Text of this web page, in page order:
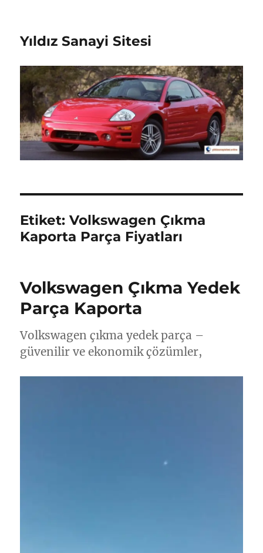
Yıldız Sanayi Sitesi
Etiket:Volkswagen Çıkma
Kaporta Parça Fiyatları
Volkswagen Çıkma Yedek
Parça Kaporta
Volkswagen çıkma yedek parça –
güvenilir ve ekonomik çözümler,